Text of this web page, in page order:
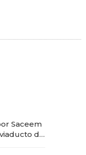
Saceem
de